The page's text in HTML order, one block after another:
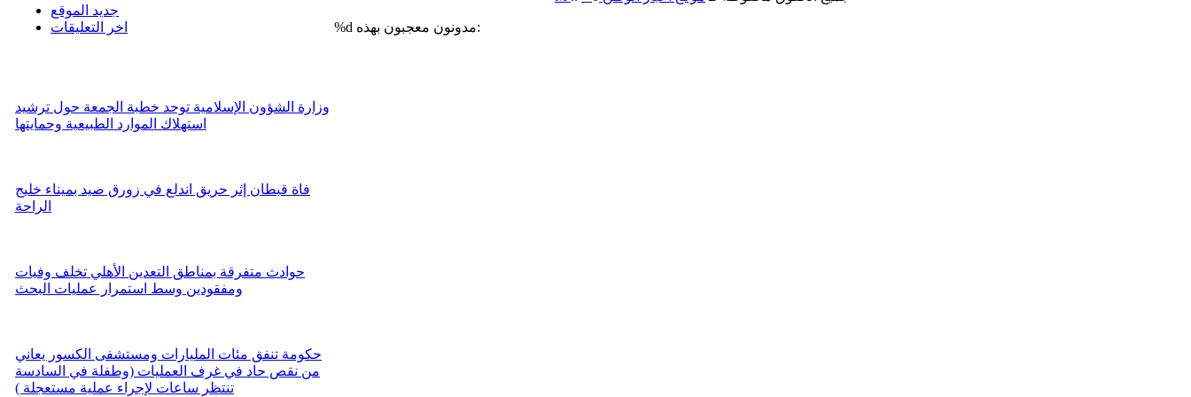
جديد الموقع
اخر التعليقات
وزارة الشؤون الإسلامية توحد خطبة الجمعة حول ترشيد
استهلاك الموارد الطبيعية وحمايتها
فاة قبطان إثر حريق اندلع في زورق صيد بميناء خليج
الراحة
حوادث متفرقة بمناطق التعدين الأهلي تخلف وفيات
ومفقودين وسط استمرار عمليات البحث
حكومة تنفق مئات المليارات ومستشفى الكسور يعاني
من نقص حاد في غرف العمليات (وطفلة في السادسة
تنتظر ساعات لإجراء عملية مستعجلة )
%d مدونون معجبون بهذه: